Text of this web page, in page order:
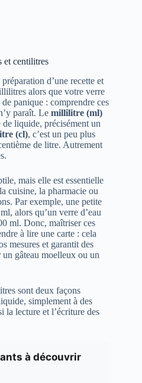
et centilitres
d’une recette et
alors que votre verre
panique : comprendre ces
paraît. Le millilitre (ml)
de liquide, précisément un
(cl), c’est un peu plus
de litre. Autrement
mais elle est essentielle
cuisine, la pharmacie ou
Par exemple, une petite
alors qu’un verre d’eau
ml. Donc, maîtriser ces
à lire une carte : cela
mesures et garantit des
gâteau moelleux ou un
sont deux façons
simplement à des
la lecture et l’écriture des
à découvrir